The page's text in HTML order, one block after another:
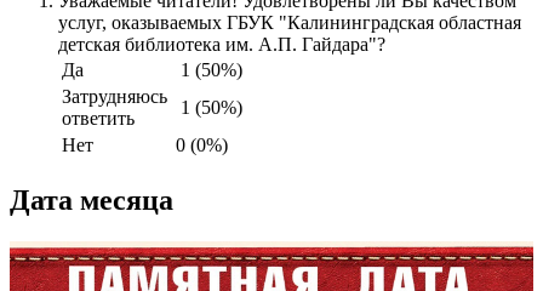
услуг, оказываемых ГБУК "Калининградская областная
детская библиотека им. А.П. Гайдара"?
Да
1 (50%)
Затрудняюсь
ответить
1 (50%)
Нет
0 (0%)
Дата месяца